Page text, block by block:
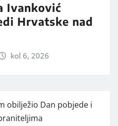
Ivanković
Hrvatske nad
kol 6, 2026